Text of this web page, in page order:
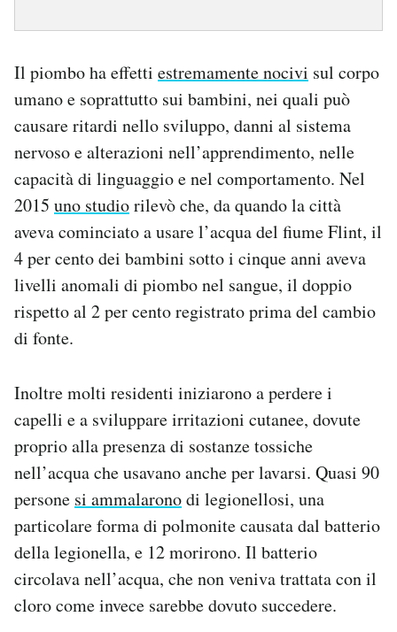
Il piombo ha effetti estremamente nocivi sul corpo
umano e soprattutto sui bambini, nei quali può
causare ritardi nello sviluppo, danni al sistema
nervoso e alterazioni nell’apprendimento, nelle
capacità di linguaggio e nel comportamento. Nel
2015 uno studiorilevò che, da quando la città
aveva cominciato a usare l’acqua del fiume Flint, il
4 per cento dei bambini sotto i cinque anni aveva
livelli anomali di piombo nel sangue, il doppio
rispetto al 2 per cento registrato prima del cambio
di fonte.
Inoltre molti residenti iniziarono a perdere i
capelli e a sviluppare irritazioni cutanee, dovute
proprio alla presenza di sostanze tossiche
nell’acqua che usavano anche per lavarsi. Quasi 90
persone si ammalaronodi legionellosi, una
particolare forma di polmonite causata dal batterio
della legionella, e 12 morirono. Il batterio
circolava nell’acqua, che non veniva trattata con il
cloro come invece sarebbe dovuto succedere.